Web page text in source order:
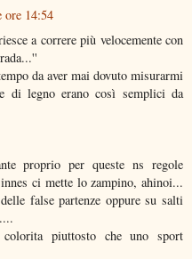
ore 14:54
a correre più velocemente con
da aver mai dovuto misurarmi
di legno erano così semplici da
proprio per queste ns regole
ci mette lo zampino, ahinoi...
false partenze oppure su salti
colorita piuttosto che uno sport